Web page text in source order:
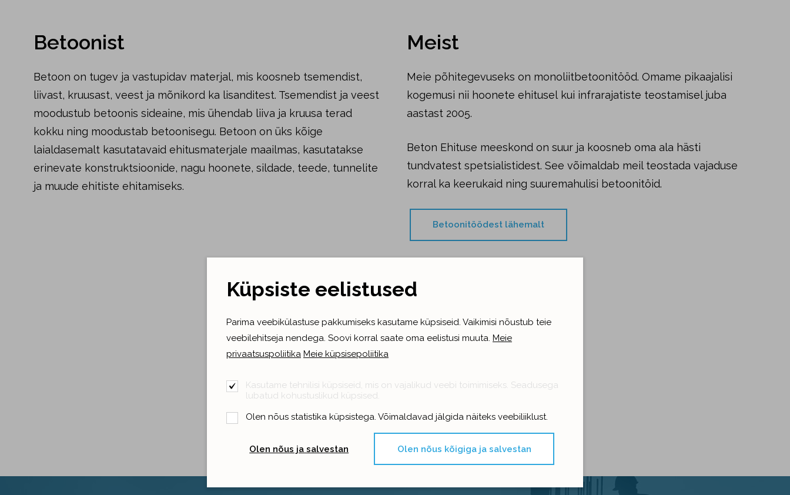
Betoonist
Betoon on tugev ja vastupidav materjal, mis koosneb tsemendist,
liivast, kruusast, veest ja mõnikord ka lisanditest. Tsemendist ja veest
moodustub betoonis sideaine, mis ühendab liiva ja kruusa terad
kokku ning moodustab betoonisegu. Betoon on üks kõige
laialdasemalt kasutatavaid ehitusmaterjale maailmas, kasutatakse
erinevate konstruktsioonide, nagu hoonete, sildade, teede, tunnelite
ja muude ehitiste ehitamiseks.
Meist
Meie põhitegevuseks on monoliitbetoonitööd. Omame pikaajalisi
kogemusi nii hoonete ehitusel kui infrarajatiste teostamisel juba
aastast 2005.
Beton Ehituse meeskond on suur ja koosneb oma ala hästi
tundvatest spetsialistidest. See võimaldab meil teostada vajaduse
korral ka keerukaid ning suuremahulisi betoonitöid.
Betoonitöödest lähemalt
Betoonitööd
Küpsiste eelistused
Parima veebikülastuse pakkumiseks kasutame küpsiseid. Vaikimisi nõustub teie
veebilehitseja nendega. Soovi korral saate oma eelistusi muuta. Meie
privaatsuspoliitika Meie küpsisepoliitika
Kasutame tehnilisi küpsiseid, mis on vajalikud veebi toimimiseks. Seadusega
lubatud kohustuslikud küpsised.
Olen nõus statistika küpsistega. Võimaldavad jälgida näiteks veebiliiklust.
Olen nõus ja salvestan Olen nõus kõigiga ja salvestan